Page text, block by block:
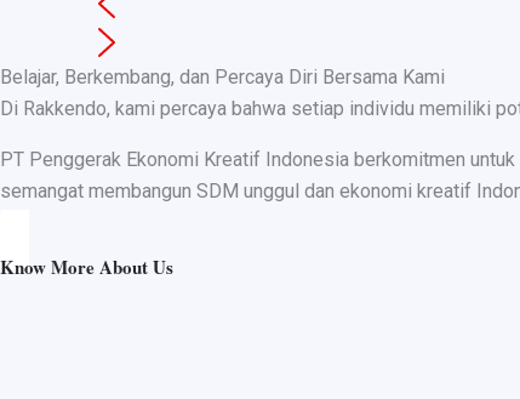
Belajar, Berkembang, dan Percaya Diri Bersama Kami
Di Rakkendo, kami percaya bahwa setiap individu memiliki
PT Penggerak Ekonomi Kreatif Indonesia berkomitmen
semangat membangun SDM unggul dan ekonomi kreatif
Know More About Us